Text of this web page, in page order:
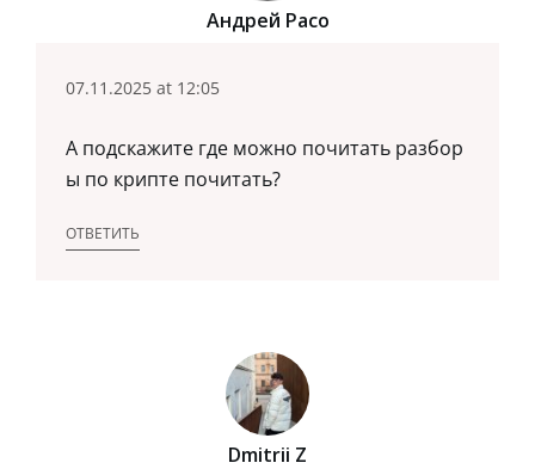
Андрей Расо
07.11.2025 at 12:05
А подскажите где можно почитать разбор
ы по крипте почитать?
ОТВЕТИТЬ
Dmitrii Z